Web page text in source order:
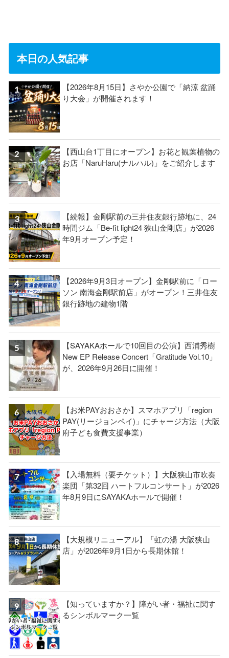
本日の人気記事
【2026年8月15日】さやか公園で「納涼 盆踊
り大会」が開催されます！
【西山台1丁目にオープン】お花と観葉植物の
お店「NaruHaru(ナルハル)」をご紹介します
【続報】金剛駅前の三井住友銀行跡地に、24
時間ジム「Be-fit light24 狭山金剛店」が2026
年9月オープン予定！
【2026年9月3日オープン】金剛駅前に「ロー
ソン 南海金剛駅前店」がオープン！三井住友
銀行跡地の建物1階
【SAYAKAホールで10回目の公演】西浦秀樹
New EP Release Concert「Gratitude Vol.10」
が、2026年9月26日に開催！
【お米PAYおおさか】スマホアプリ「region
PAY(リージョンペイ)」にチャージ方法（大阪
府子ども食費支援事業）
【入場無料（要チケット）】大阪狭山市吹奏
楽団「第32回 ハートフルコンサート」が2026
年8月9日にSAYAKAホールで開催！
【大規模リニューアル】「虹の湯 大阪狭山
店」が2026年9月1日から長期休館！
【知っていますか？】障がい者・福祉に関す
るシンボルマーク一覧